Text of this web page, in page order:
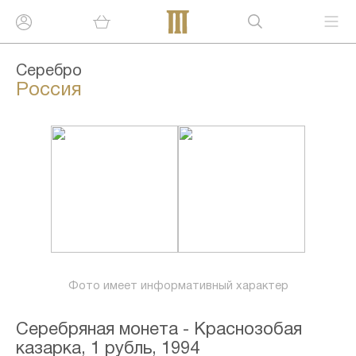
Серебро
Россия
Фото имеет информативный характер
Серебряная монета - Краснозобая
казарка, 1 рубль, 1994